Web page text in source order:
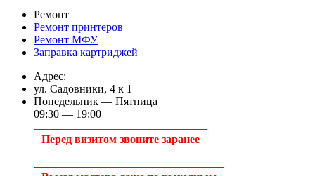
Ремонт
Ремонт принтеров
Ремонт МФУ
Заправка картриджей
Адрес:
ул. Садовники, 4 к 1
Понедельник — Пятница
09:30 — 19:00
Перед визитом звоните заранее